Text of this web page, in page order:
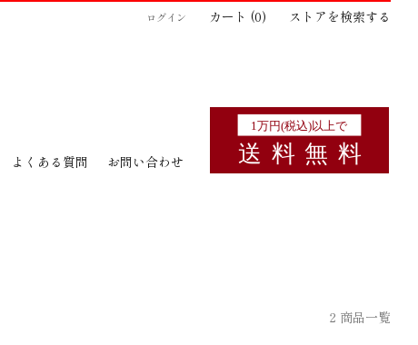
よくある質問 お問い合わせ
ログイン カート (0) ストアを検索する
2 商品一覧